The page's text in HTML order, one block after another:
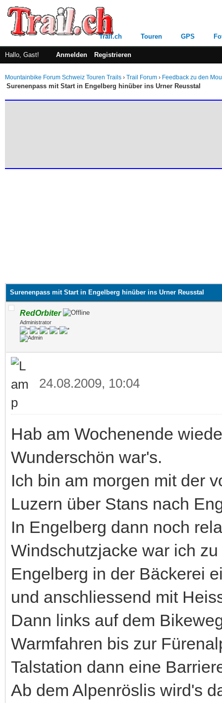
Trail.ch Touren GPS
Hallo, Gast! Anmelden Registrieren
Mountainbike Forum Schweiz Touren Trails › Trail Forum › Feedback zu den
Surenenpass mit Start in Engelberg hinüber ins Urner Reusstal
Surenenpass mit Start in Engelberg hinüber ins Urner Reusstal
RedOrbiter
Administrator
24.08.2009, 10:04
Hab am Wochenende
Wunderschön war's.
Ich bin am morgen mit der
Luzern über Stans nach
In Engelberg dann noch
Windschutzjacke war ich
Engelberg in der Bäckerei
und anschliessend mit
Dann links auf dem
Warmfahren bis zur
Talstation dann eine
Ab dem Alpenröslis wird's